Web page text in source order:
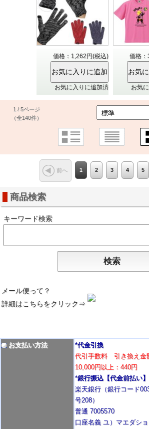
価格：1,262円(税込)
お気に入りに追加済
価格
お気
1 / 5ページ
（全140件）
前へ 1 2 3 4 5
商品検索
キーワード検索
メール便って？
詳細はこちらをクリック⇒
お支払い方法
*代金引換
代引手数料 引き換え金
10,000円以上：440円
*銀行振込【代金前払い】
楽天銀行（銀行コード
号208）
普通 7005570
口座名義 ユ）マエダシ